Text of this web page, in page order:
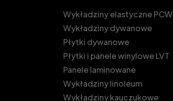
Wykładziny elastyczne PCW
Wykładziny dywanowe
Płytki dywanowe
Płytki i panele winylowe LVT
Panele laminowane
Wykładziny linoleum
Wykładziny kauczukowe